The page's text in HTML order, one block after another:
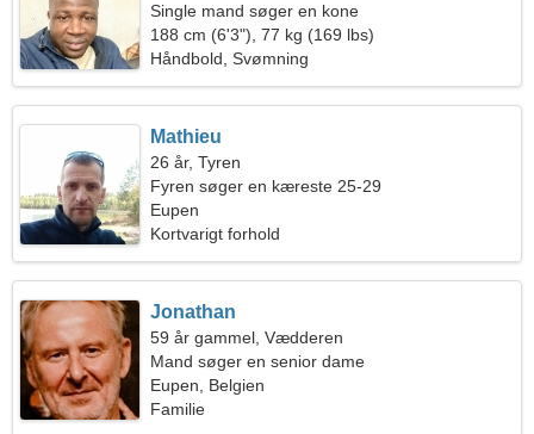
Single mand søger en kone
188 cm (6'3"), 77 kg (169 lbs)
Håndbold, Svømning
Mathieu
26 år, Tyren
Fyren søger en kæreste 25-29
Eupen
Kortvarigt forhold
Jonathan
59 år gammel, Vædderen
Mand søger en senior dame
Eupen, Belgien
Familie